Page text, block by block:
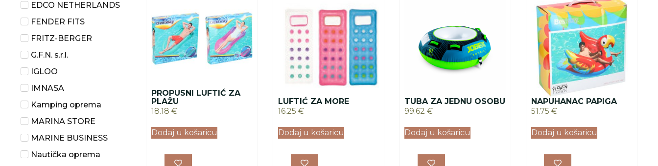
EDCO NETHERLANDS
FENDER FITS
FRITZ-BERGER
G.F.N. s.r.l.
IGLOO
IMNASA
Kamping oprema
MARINA STORE
MARINE BUSINESS
Nautička oprema
PROPUSNI LUFTIĆ ZA
PLAŽU
18.18 €
Dodaj u košaricu
LUFTIĆ ZA MORE
16.25 €
Dodaj u košaricu
TUBA ZA JEDNU OSOBU
99.62 €
Dodaj u košaricu
NAPUHANAC PAPIGA
51.75 €
Dodaj u košaricu